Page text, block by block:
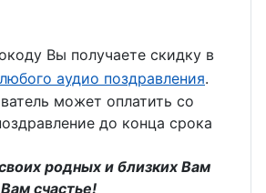
Вы получаете скидку в
аудио поздравления.
может оплатить со
до конца срока
родных и близких Вам
счастье!